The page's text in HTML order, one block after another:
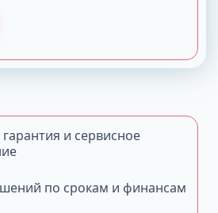
и сервисное
по срокам и финансам